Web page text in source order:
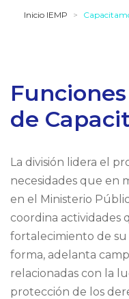
Inicio IEMP >
de
La división lidera el
necesidades que en
en el Ministerio
coordina actividades
fortalecimiento de
forma, adelanta
relacionadas con la
protección de los